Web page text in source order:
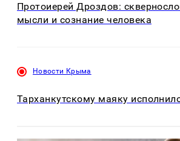
Протоиерей Дроздов:
мысли и сознание человека
Новости Крыма
Тарханкутскому маяку